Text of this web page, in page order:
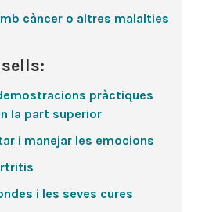
càncer o altres malalties
pràctiques
la part superior
i manejar les emocions
i les seves cures